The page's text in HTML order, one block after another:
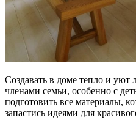
Создавать в доме тепло и уют
членами семьи, особенно с
подготовить все материалы,
запастись идеями для